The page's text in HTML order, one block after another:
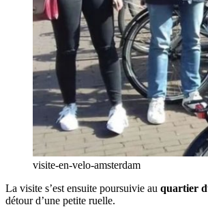
visite-en-velo-amsterdam
La visite s’est ensuite poursuivie au quartier
détour d’une petite ruelle.